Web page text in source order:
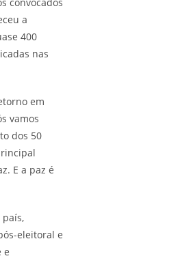
a
400
nas
em
vamos
dos 50
E a paz é
eleitoral e
e